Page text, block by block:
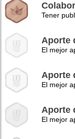
Tener
Aporte
El mejor
Aporte
El mejor
Aporte
El mejor